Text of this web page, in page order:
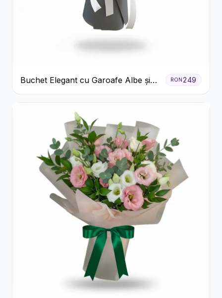
Buchet Elegant cu Garoafe Albe și
Eucalipt
RON 249